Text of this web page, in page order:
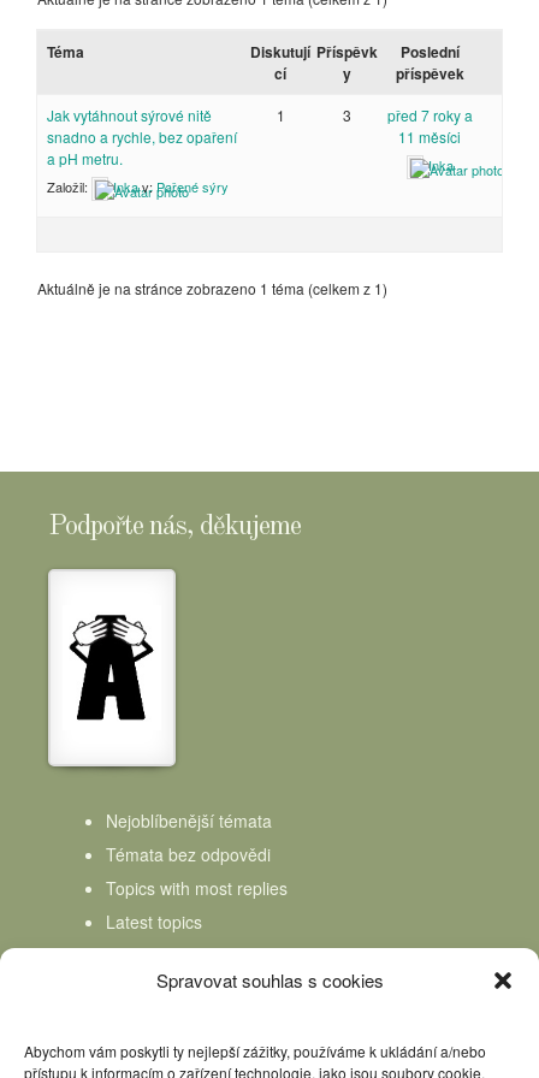
Spravovat souhlas s cookies
Abychom vám poskytli ty nejlepší zážitky, používáme k ukládání a/nebo
přístupu k informacím o zařízení technologie, jako jsou soubory cookie.
Téma
Diskutují
cí
Příspěvk
y
Poslední
příspěvek
Jak vytáhnout sýrové nitě
snadno a rychle, bez opaření
a pH metru.
Založil: Inkav:Pařené sýry
1 3
před 7 roky a
11 měsíci
Inka
Aktuálně je na stránce zobrazeno 1 téma (celkem z 1)
Podpořte nás, děkujeme
Nejoblíbenější témata
Témata bez odpovědi
Topics with most replies
Latest topics
Topics Freshness